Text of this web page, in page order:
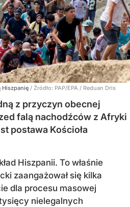
Hiszpanię / Źródło: PAP/EPA / Reduan Dris
z przyczyn obecnej
falą nachodźców z Afryki
postawa Kościoła
Hiszpanii. To właśnie
zaangażował się kilka
dla procesu masowej
nielegalnych